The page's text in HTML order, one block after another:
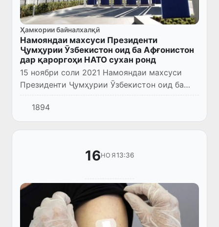
Ҳамкории байналхалқӣ
Намояндаи махсуси Президенти
Ҷумҳурии Ӯзбекистон оид ба Афғонистон
дар қароргоҳи НАТО сухан ронд
15 ноябри соли 2021 Намояндаи махсуси
Президенти Ҷумҳурии Ӯзбекистон оид ба
Афғонистон Исматулла Иргашев дар
қароргоҳи НАТО дар Брюссел дар брифинг
бахшида ба вазъият дар Афғонисто...
1894
16НОЯ13:36